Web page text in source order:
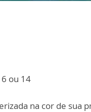
ou 14
na cor de sua